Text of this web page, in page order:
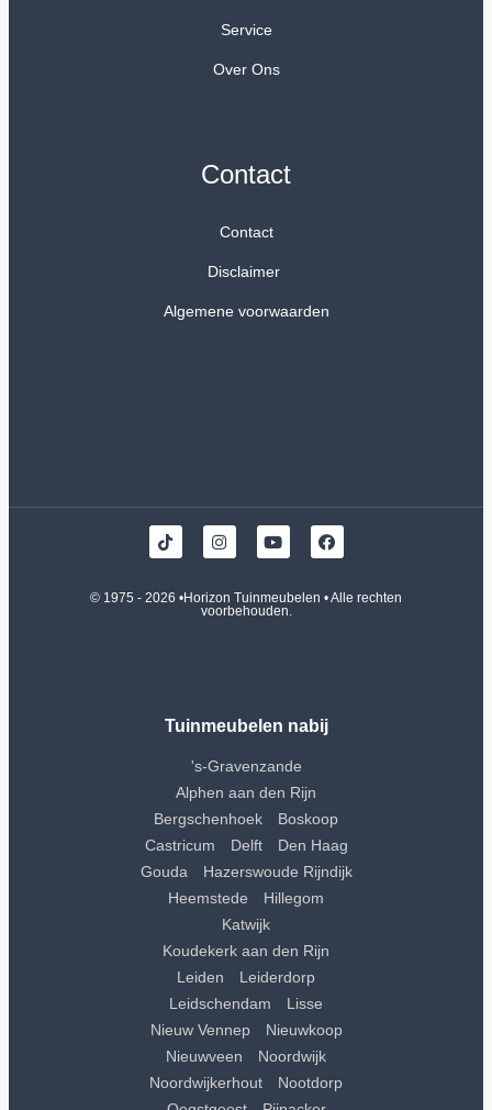
Service
Over Ons
Contact
Contact
Disclaimer
Algemene voorwaarden
© 1975 - 2026 •Horizon Tuinmeubelen • Alle rechten
voorbehouden.
Tuinmeubelen nabij
's-Gravenzande
Alphen aan den Rijn
Bergschenhoek
Boskoop
Castricum
Delft
Den Haag
Gouda
Hazerswoude Rijndijk
Heemstede
Hillegom
Katwijk
Koudekerk aan den Rijn
Leiden
Leiderdorp
Leidschendam
Lisse
Nieuw Vennep
Nieuwkoop
Nieuwveen
Noordwijk
Noordwijkerhout
Nootdorp